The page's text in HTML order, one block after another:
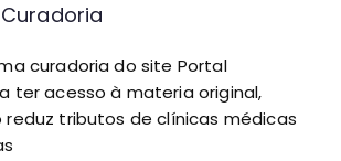
curadoria do site Portal
ter acesso à materia original,
reduz tributos de clínicas médicas